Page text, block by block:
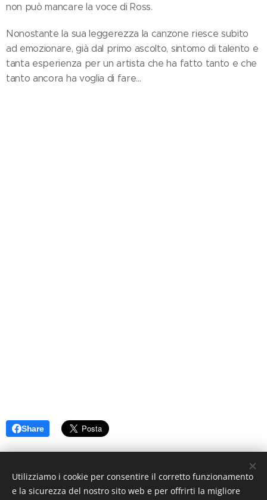
non può mancare la voce di Ross.
Nonostante la sua leggerezza la canzone riesce subito
ad emozionare, già dal primo ascolto, sintomo di talento e
tanta esperienza per un artista che ha fatto tanto e che
tanto ancora ha voglia di fare...
Share
Utilizziamo i cookie per consentire il corretto funzionamento
e la sicurezza del nostro sito web e per offrirti la migliore